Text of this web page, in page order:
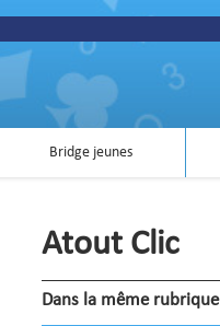
Bridge jeunes
Atout Clic
Dans la même rubrique